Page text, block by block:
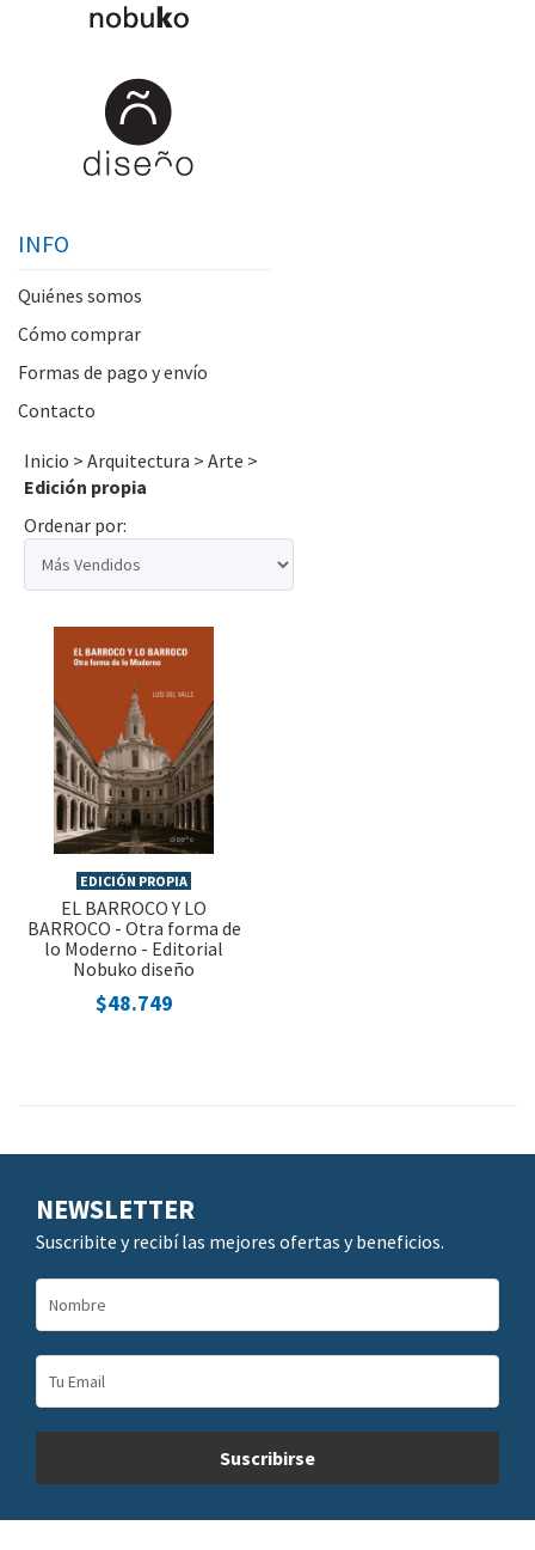
INFO
Quiénes somos
Cómo comprar
Formas de pago y envío
Contacto
Inicio > Arquitectura > Arte >
Edición propia
Ordenar por:
EDICIÓN PROPIA
EL BARROCO Y LO
BARROCO - Otra forma de
lo Moderno - Editorial
Nobuko diseño
$48.749
NEWSLETTER
Suscribite y recibí las mejores ofertas y beneficios.